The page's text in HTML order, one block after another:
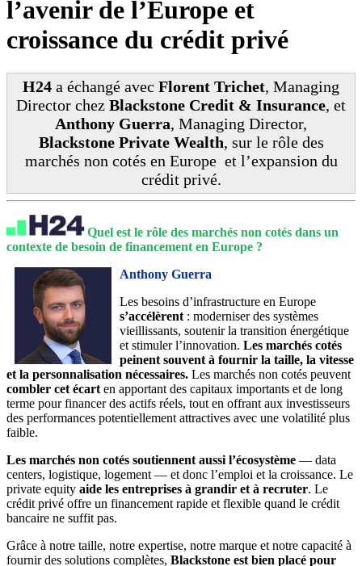
l’avenir de l’Europe et
croissance du crédit privé
H24 a échangé avec Florent Trichet, Managing
Director chez Blackstone Credit & Insurance, et
Anthony Guerra, Managing Director,
Blackstone Private Wealth, sur le rôle des
marchés non cotés en Europe et l’expansion du
crédit privé.
Quel est le rôle des marchés non cotés dans un
contexte de besoin de financement en Europe ?
Anthony Guerra
Les besoins d’infrastructure en Europe
s’accélèrent : moderniser des systèmes
vieillissants, soutenir la transition énergétique
et stimuler l’innovation. Les marchés cotés
peinent souvent à fournir la taille, la vitesse
et la personnalisation nécessaires. Les marchés non cotés peuvent
combler cet écart en apportant des capitaux importants et de long
terme pour financer des actifs réels, tout en offrant aux investisseurs
des performances potentiellement attractives avec une volatilité plus
faible.
Les marchés non cotés soutiennent aussi l’écosystème — data
centers, logistique, logement — et donc l’emploi et la croissance. Le
private equity aide les entreprises à grandir et à recruter. Le
crédit privé offre un financement rapide et flexible quand le crédit
bancaire ne suffit pas.
Grâce à notre taille, notre expertise, notre marque et notre capacité à
fournir des solutions complètes, Blackstone est bien placé pour